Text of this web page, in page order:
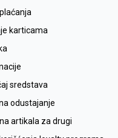
karticama
sredstava
odustajanje
artikala za drugi